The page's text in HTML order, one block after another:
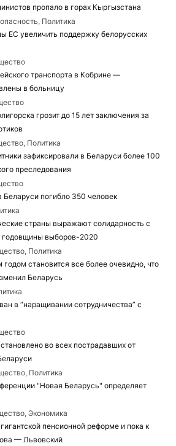
пропало в горах Кыргызстана
Политика
ЕС увеличить поддержку белорусских
транспорта в Кобрине —
в больницу
грозит до 15 лет заключения за
Политика
зафиксировали в Беларуси более 100
преследования
Беларуси погибло 350 человек
страны выражают солидарность с
выборов-2020
Политика
становится все более очевидно, что
Беларусь
в “наращивании сотрудничества” с
во всех пострадавших от
Политика
"Новая Беларусь" определяет
Экономика
пенсионной реформе и пока к
— Львовский